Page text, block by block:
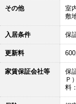
その他
室
敷
入居条件 保
更新料
家賃保証会社等
保
Ｐ
料